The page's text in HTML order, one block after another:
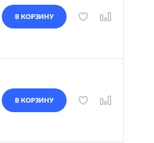
В КОРЗИНУ
В КОРЗИНУ